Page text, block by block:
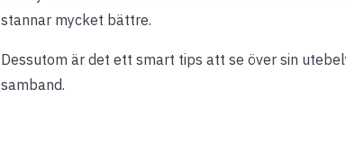
stannar mycket bättre.
Dessutom är det ett smart tips att se över sin
samband.